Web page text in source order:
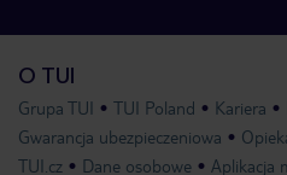
O TUI
Grupa TUI TUI Poland Kariera
Gwarancja ubezpieczeniowa
TUI.cz
Dane osobowe Aplikacja